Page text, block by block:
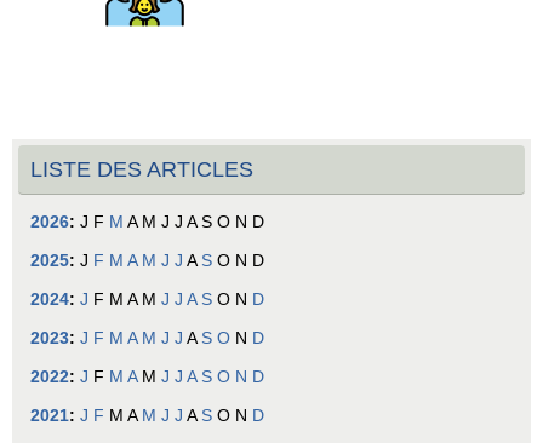
LISTE DES ARTICLES
2026: J F M A M J J A S O N D
2025: J F M A M J J A S O N D
2024: J F M A M J J A S O N D
2023: J F M A M J J A S O N D
2022: J F M A M J J A S O N D
2021: J F M A M J J A S O N D